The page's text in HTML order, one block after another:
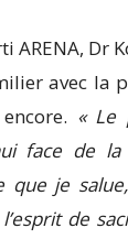
ARENA, Dr
avec la
« Le
face de
que je
de